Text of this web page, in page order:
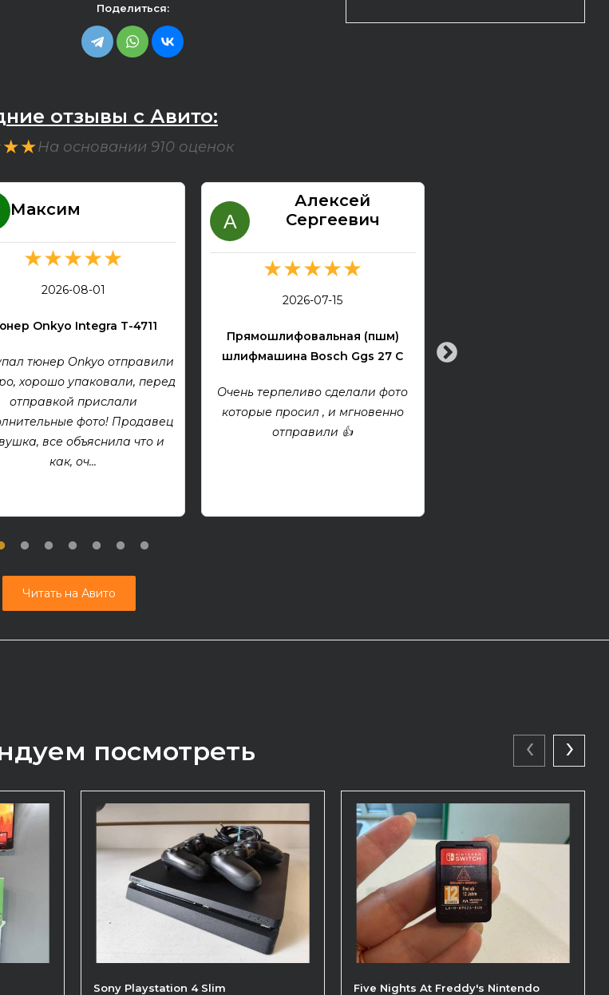
Поделиться:
отзывы с Авито:
На основании 910 оценок
Максим
★★★★★
2026-08-01
Onkyo Integra T-4711
тюнер Onkyo отправили
хорошо упаковали, перед
отправкой прислали
фото! Продавец
все объяснила что и
как, оч...
Алексей
Сергеевич
★★★★★
2026-07-15
Прямошлифовальная (пшм)
шлифмашина Bosch Ggs 27 C
Очень терпеливо сделали фото
которые просил , и мгновенно
отправили 👍
Все хорошо! Гитара
Читать на Авито
посмотреть
Sony Playstation 4 Slim
Five Nights At Freddy's Nintendo
‹ ›